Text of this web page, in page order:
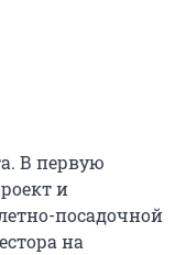
В первую
и
посадочной
на